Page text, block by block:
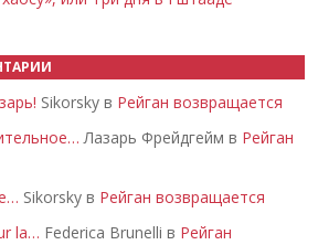
Sikorsky в Рейган возвращается
Лазарь Фрейдгейм в Рейган
Sikorsky в Рейган возвращается
la… Federica Brunelli в Рейган